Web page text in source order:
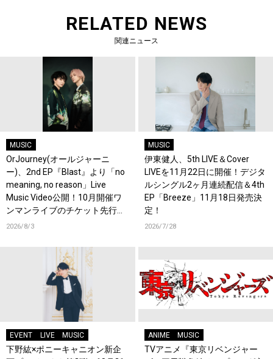
RELATED NEWS
関連ニュース
MUSIC
OrJourney(オールジャーニ
ー)、2nd EP『Blast』より「no
meaning, no reason」Live
Music Video公開！10月開催ワ
ンマンライブのチケット先行も
スタート！
2026/8/3
MUSIC
伊東健人、5th LIVE＆Cover
LIVEを11月22日に開催！デジタ
ルシングル2ヶ月連続配信＆4th
EP「Breeze」11月18日発売決
定！
2026/7/28
EVENT LIVE MUSIC
下野紘×ポニーキャニオン新企
ANIME MUSIC
TVアニメ『東京リベンジャー